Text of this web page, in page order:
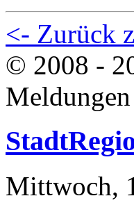
<- Zurück
© 2008 -
Meldungen
Mittwoch,